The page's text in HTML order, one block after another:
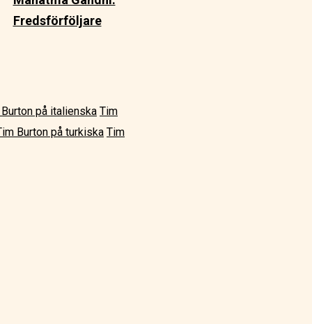
Fredsförföljare
på italienska Tim
Burton på turkiska Tim